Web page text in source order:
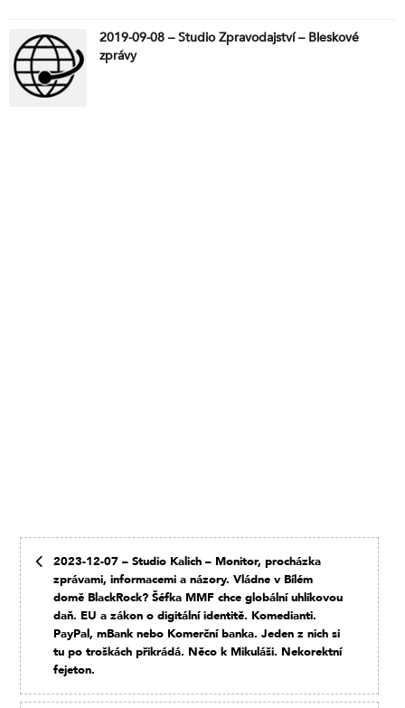
2019-09-08 – Studio Zpravodajství – Bleskové
zprávy
2023-12-07 – Studio Kalich – Monitor, procházka
zprávami, informacemi a názory. Vládne v Bílém
domě BlackRock? Šéfka MMF chce globální uhlíkovou
daň. EU a zákon o digitální identitě. Komedianti.
PayPal, mBank nebo Komerční banka. Jeden z nich si
tu po troškách přikrádá. Něco k Mikuláši. Nekorektní
fejeton.